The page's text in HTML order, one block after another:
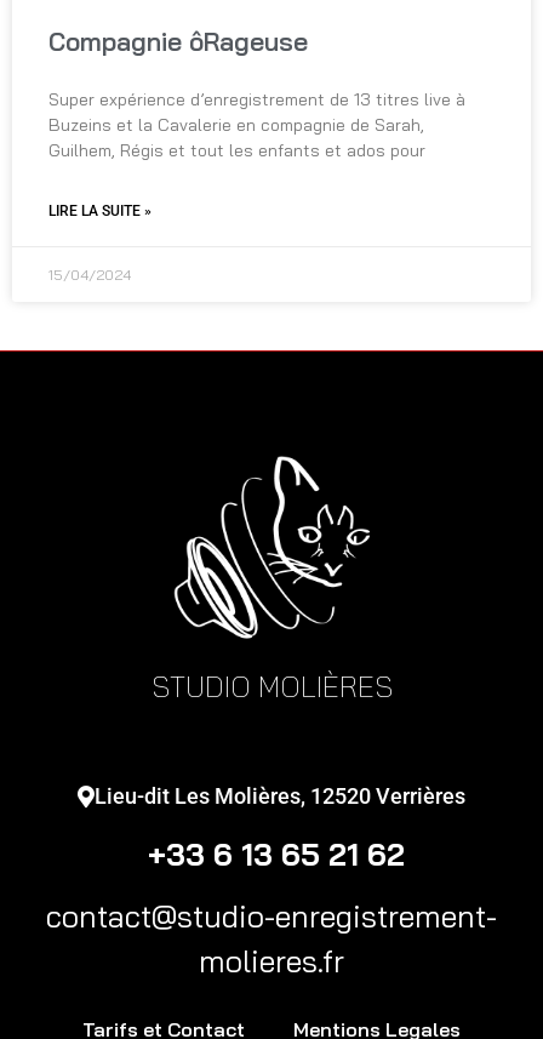
Compagnie ôRageuse
Super expérience d’enregistrement de 13 titres live à
Buzeins et la Cavalerie en compagnie de Sarah,
Guilhem, Régis et tout les enfants et ados pour
LIRE LA SUITE »
15/04/2024
STUDIO MOLIÈRES
Lieu-dit Les Molières, 12520 Verrières
+33 6 13 65 21 62
contact@studio-enregistrement-
molieres.fr
Tarifs et Contact Mentions Legales